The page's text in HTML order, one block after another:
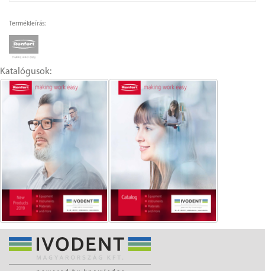
Termékleírás:
Katalógusok: